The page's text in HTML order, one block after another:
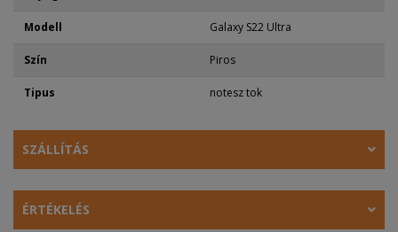
Modell Galaxy S22 Ultra
Szín Piros
Tipus notesz tok
SZÁLLÍTÁS
ÉRTÉKELÉS